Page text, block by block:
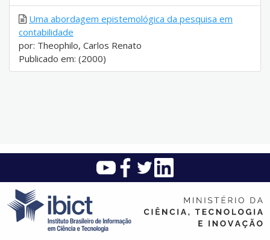
Uma abordagem epistemológica da pesquisa em
contabilidade
por: Theophilo, Carlos Renato
Publicado em: (2000)